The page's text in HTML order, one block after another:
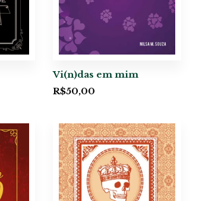
Vi(n)das em mim
R$50,00